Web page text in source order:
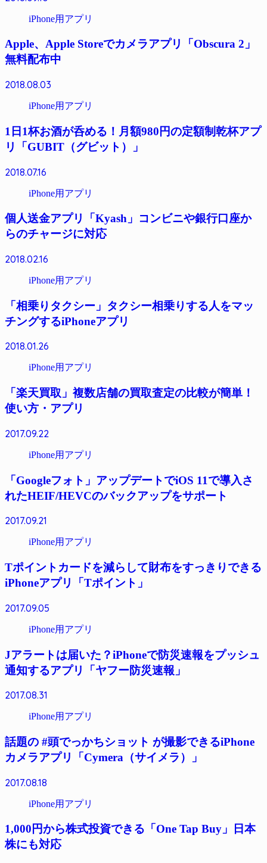
iPhone用アプリ
Apple、Apple Storeでカメラアプリ「Obscura 2」
無料配布中
2018.08.03
iPhone用アプリ
1日1杯お酒が呑める！月額980円の定額制乾杯アプ
リ「GUBIT（グビット）」
2018.07.16
iPhone用アプリ
個人送金アプリ「Kyash」コンビニや銀行口座か
らのチャージに対応
2018.02.16
iPhone用アプリ
「相乗りタクシー」タクシー相乗りする人をマッ
チングするiPhoneアプリ
2018.01.26
iPhone用アプリ
「楽天買取」複数店舗の買取査定の比較が簡単！
使い方・アプリ
2017.09.22
iPhone用アプリ
「Googleフォト」アップデートでiOS 11で導入さ
れたHEIF/HEVCのバックアップをサポート
2017.09.21
iPhone用アプリ
Tポイントカードを減らして財布をすっきりできる
iPhoneアプリ「Tポイント」
2017.09.05
iPhone用アプリ
Jアラートは届いた？iPhoneで防災速報をプッシュ
通知するアプリ「ヤフー防災速報」
2017.08.31
iPhone用アプリ
話題の #頭でっかちショット が撮影できるiPhone
カメラアプリ「Cymera（サイメラ）」
2017.08.18
iPhone用アプリ
1,000円から株式投資できる「One Tap Buy」日本
株にも対応